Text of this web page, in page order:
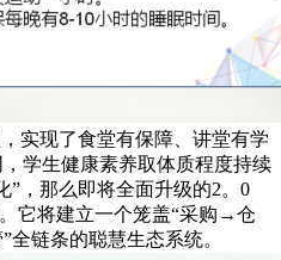
实现了食堂有保障、讲堂有学
学生健康素养取体质程度持续
”，那么即将全面升级的2。0
它将建立一个笼盖“采购→仓
链条的聪慧生态系统。